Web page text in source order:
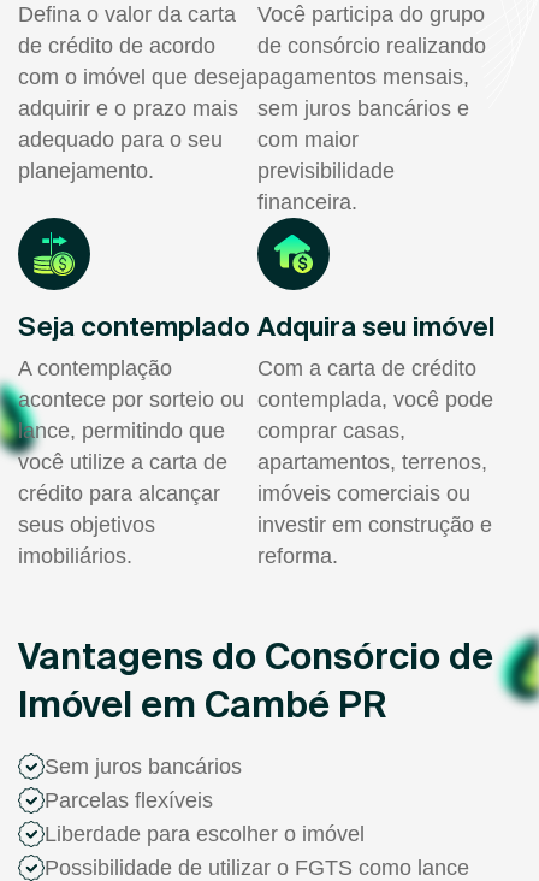
Defina o valor da carta
de crédito de acordo
com o imóvel que deseja
adquirir e o prazo mais
adequado para o seu
planejamento.
Você participa do grupo
de consórcio realizando
pagamentos mensais,
sem juros bancários e
com maior
previsibilidade
financeira.
Seja contemplado
A contemplação
acontece por sorteio ou
lance, permitindo que
você utilize a carta de
crédito para alcançar
seus objetivos
imobiliários.
Adquira seu imóvel
Com a carta de crédito
contemplada, você pode
comprar casas,
apartamentos, terrenos,
imóveis comerciais ou
investir em construção e
reforma.
Vantagens do Consórcio de
Imóvel em Cambé PR
Sem juros bancários
Parcelas flexíveis
Liberdade para escolher o imóvel
Possibilidade de utilizar o FGTS como lance